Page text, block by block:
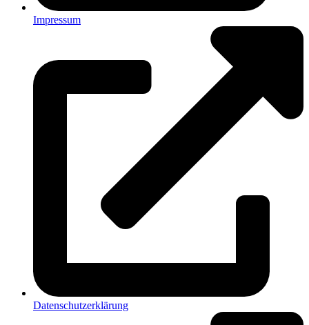
Impressum
Datenschutzerklärung